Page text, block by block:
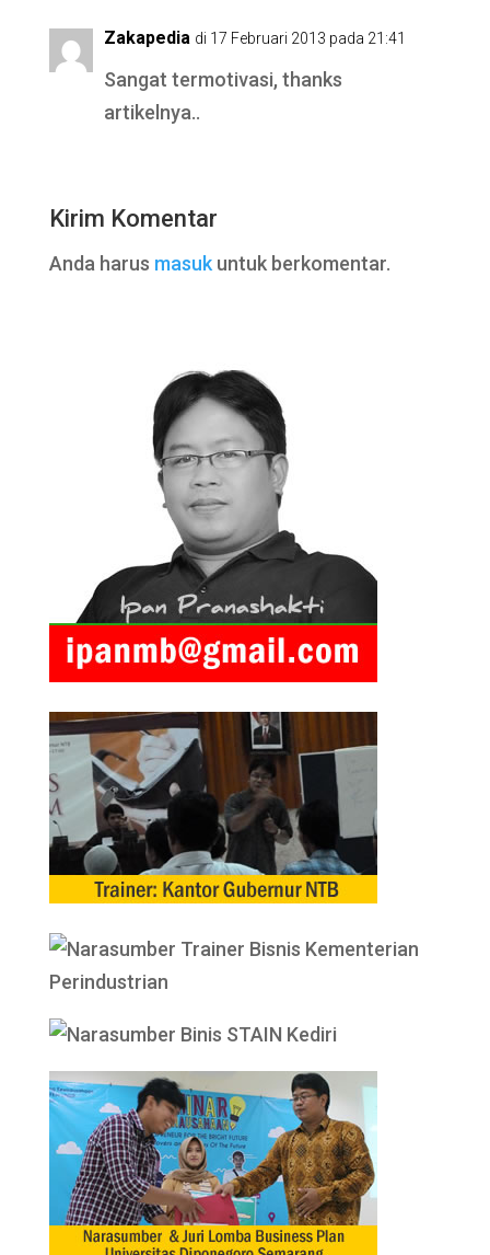
Zakapedia di 17 Februari 2013 pada 21:41
Sangat termotivasi, thanks
artikelnya..
Kirim Komentar
Anda harus masukuntuk berkomentar.